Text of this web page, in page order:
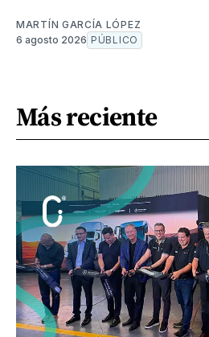
MARTÍN GARCÍA LÓPEZ
6 agosto 2026 PÚBLICO
Más reciente